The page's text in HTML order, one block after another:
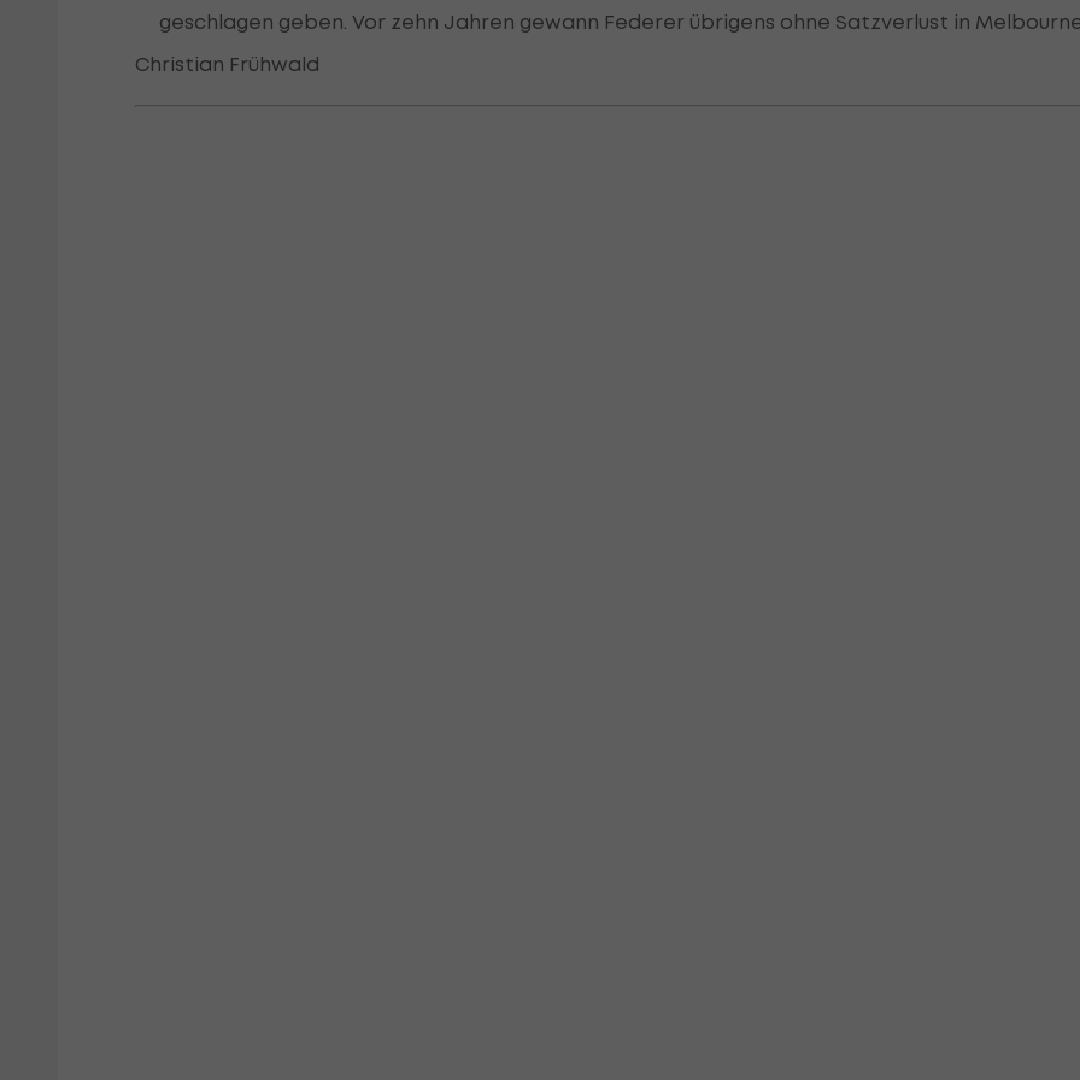
geschlagen geben. Vor zehn Jahren gewann Federer übrigens ohne Satzverlust in
Christian Frühwald